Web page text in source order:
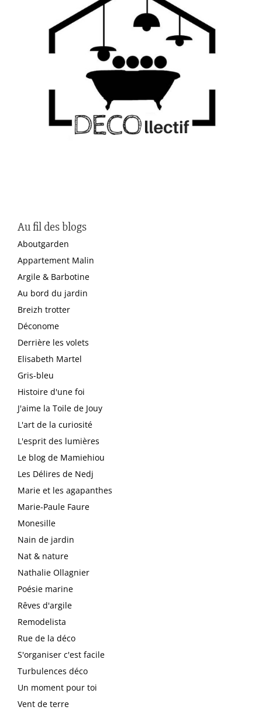
Au fil des blogs
Aboutgarden
Appartement Malin
Argile & Barbotine
Au bord du jardin
Breizh trotter
Déconome
Derrière les volets
Elisabeth Martel
Gris-bleu
Histoire d'une foi
J'aime la Toile de Jouy
L'art de la curiosité
L'esprit des lumières
Le blog de Mamiehiou
Les Délires de Nedj
Marie et les agapanthes
Marie-Paule Faure
Monesille
Nain de jardin
Nat & nature
Nathalie Ollagnier
Poésie marine
Rêves d'argile
Remodelista
Rue de la déco
S'organiser c'est facile
Turbulences déco
Un moment pour toi
Vent de terre